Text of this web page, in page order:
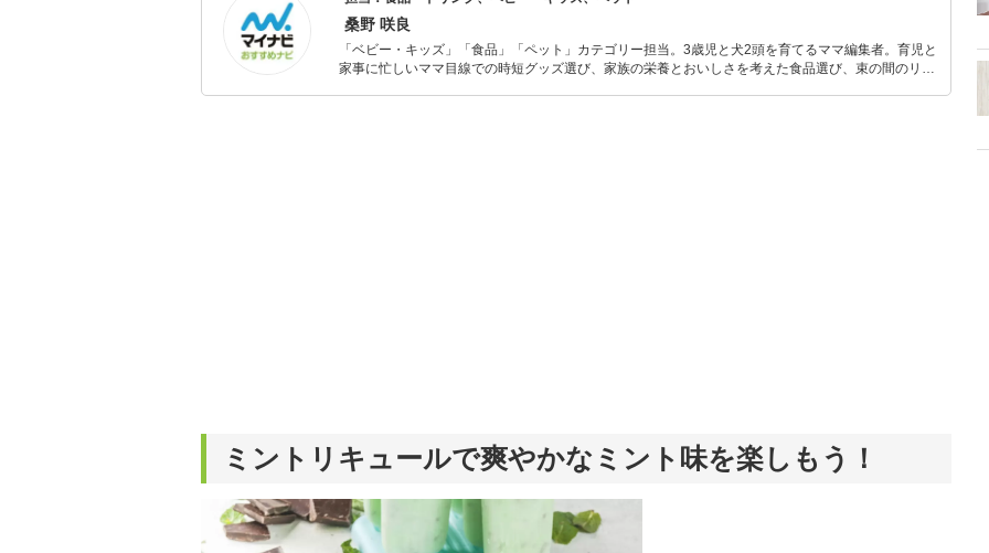
桑野 咲良
「ベビー・キッズ」「食品」「ペット」カテゴリー担当。3歳児と犬2頭を育てるママ編集者。育児と
家事に忙しいママ目線での時短グッズ選び、家族の栄養とおいしさを考えた食品選び、束の間のリラ
ミントリキュールで爽やかなミント味を楽しもう！